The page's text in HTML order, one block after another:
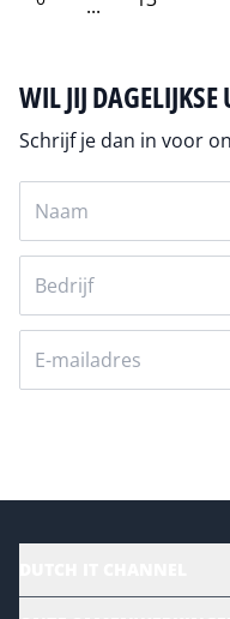
...
WIL JIJ DAGELIJKSE
Schrijf je dan in voor